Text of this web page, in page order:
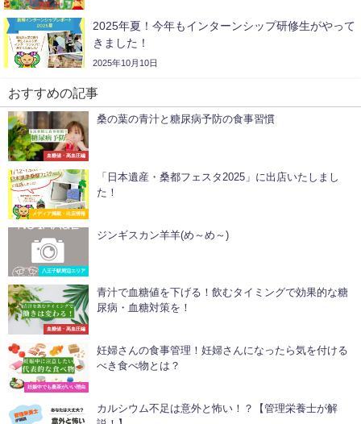
2025年夏！今年もインターンシップ研修生がやって
きました！
2025年10月10日
おすすめの記事
血糖値・高血圧編
桑の葉の青汁と糖尿病予防の食事習慣
メディア掲載・出店情報
「日本遺産・桑都フェスタ2025」に出店いたしまし
た！
八王子駅周辺エリア
ジンギスカン羊羊(め～め～)
血糖値・高血圧編
青汁で血糖値を下げる！飲むタイミングで効果的な糖
尿病・血糖対策を！
妊娠中でも桑茶がいい理由
妊婦さんの食事管理！妊婦さんになったら気を付ける
べき食べ物とは？
カルシウム不足は意外と怖い！？【管理栄養士が解